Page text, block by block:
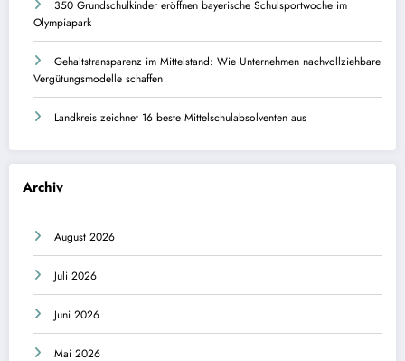
350 Grundschulkinder eröffnen bayerische Schulsportwoche im
Olympiapark
Gehaltstransparenz im Mittelstand: Wie Unternehmen nachvollziehbare
Vergütungsmodelle schaffen
Landkreis zeichnet 16 beste Mittelschulabsolventen aus
Archiv
August 2026
Juli 2026
Juni 2026
Mai 2026